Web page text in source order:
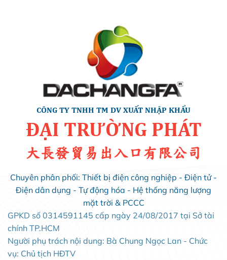
CÔNG TY TNHH TM DV XUẤT NHẬP KHẨU
ĐẠI TRƯỜNG PHÁT
大長發貿易出入口有限公司
Chuyên phân phối: Thiết bị điện công nghiệp - Điện tử -
Điện dân dụng - Tự động hóa - Hệ thống năng lượng
mặt trời & PCCC
GPKD số 0314591145 cấp ngày 24/08/2017 tại Sở tài
chính TP.HCM
Người phụ trách nội dung: Bà Chung Ngọc Lan - Chức
vụ: Chủ tịch HĐTV